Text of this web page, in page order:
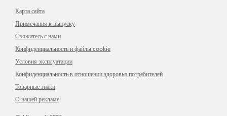
Карта сайта
Примечания к выпуску
Свяжитесь с нами
Конфиденциальность и файлы cookie
Условия эксплуатации
Конфиденциальность в отношении здоровья потребителей
Товарные знаки
О нашей рекламе